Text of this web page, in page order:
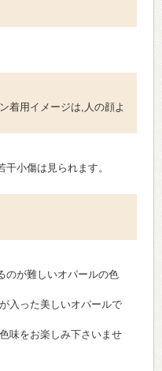
着用イメージは,人の顔よ
小傷は見られます。
のが難しいオパールの色
入った美しいオパールで
味をお楽しみ下さいませ